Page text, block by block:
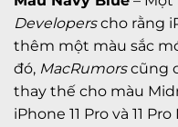
Developerscho rằng
thêm một màu sắc
đó, MacRumorscũng
thay thế cho màu
iPhone 11 Pro và 11 Pro